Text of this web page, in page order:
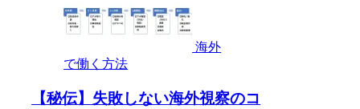
海外
で働く方法
【秘伝】失敗しない海外視察のコ